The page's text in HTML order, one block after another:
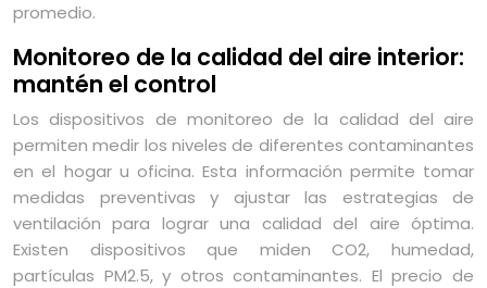
promedio.
Monitoreo de la calidad del aire interior:
mantén el control
Los dispositivos de monitoreo de la calidad del aire
permiten medir los niveles de diferentes contaminantes
en el hogar u oficina. Esta información permite tomar
medidas preventivas y ajustar las estrategias de
ventilación para lograr una calidad del aire óptima.
Existen dispositivos que miden CO2, humedad,
partículas PM2.5, y otros contaminantes. El precio de